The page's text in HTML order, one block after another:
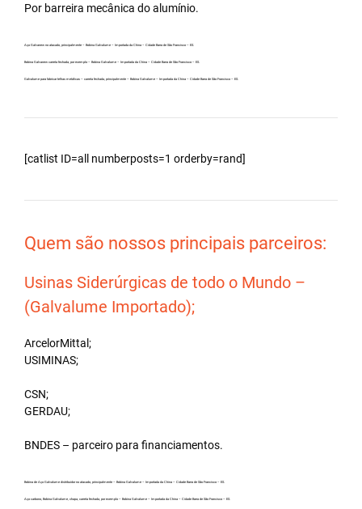
Por barreira mecânica do alumínio.
Aço Galvanew no atacado, principalmente – Bobina Galvalume – Importada da China – Cidade Barra de São Francisco – ES.
Bobina Galvanew carreta fechada, por exemplo – Bobina Galvalume – Importada da China – Cidade Barra de São Francisco – ES.
Galvalume para fabricar telhas metálicas – carreta fechada, principalmente – Bobina Galvalume – Importada da China – Cidade Barra de São Francisco – ES.
[catlist ID=all numberposts=1 orderby=rand]
Quem são nossos principais parceiros:
Usinas Siderúrgicas de todo o Mundo –
(Galvalume Importado);
ArcelorMittal;
USIMINAS;
CSN;
GERDAU;
BNDES – parceiro para financiamentos.
Bobina de Aço Galvalume distribuidor no atacado, principalmente – Bobina Galvalume – Importada da China – Cidade Barra de São Francisco – ES.
Aço carbono, Bobina Galvalume, chapa, carreta fechada, por exemplo – Bobina Galvalume – Importada da China – Cidade Barra de São Francisco – ES.